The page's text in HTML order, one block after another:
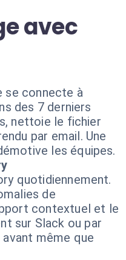
avec
se connecte à
des 7 derniers
nettoie le fichier
par email. Une
les équipes.
quotidiennement.
de
contextuel et le
sur Slack ou par
même que